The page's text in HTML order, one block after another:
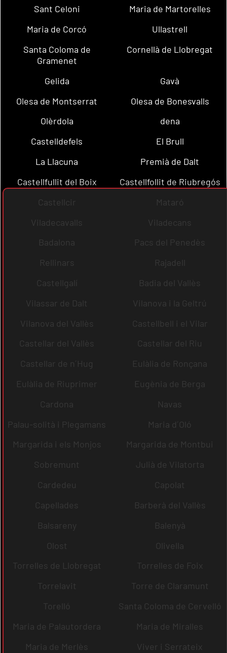
Sant Celoni
Maria de Martorelles
Maria de Corcó
Ullastrell
Santa Coloma de
Gramenet
Cornellà de Llobregat
Gelida
Gavà
Olesa de Montserrat
Olesa de Bonesvalls
Olèrdola
dena
Castelldefels
El Brull
La Llacuna
Premià de Dalt
Castellfullit del Boix
Castellfollit de Riubregós
Castellcir
Mataró
Viladecavalls
Viladecans
Badalona
Pacs del Penedès
Rellinars
Rajadell
Castellgalí
Badia del Vallès
Vilassar de Dalt
Vilanova i la Geltrú
Vilanova del Vallès
Castellbell i el Vilar
Castellar del Vallès
Castellar del Riu
Castellar de n´Hug
Eulàlia de Ronçana
Eulàlia de Riuprimer
Eugènia de Berga
Cardona
Navas
Palau-solità i Plegamans
Maria d´Oló
Margarida i els Monjos
Margarida de Montbui
Sobremunt
Julià de Vilatorta
Cardedeu
Capolat
Capellades
Barberà del Vallès
Balsareny
Balenyà
Olost
Olivella
Torrelles de Llobregat
Torrelles de Foix
Torrelavit
Torre de Claramunt
Torelló
Santa Coloma de Cervelló
Maria de Palautordera
Maria de Miralles
Maria de Merlès
Viver i Serrateix